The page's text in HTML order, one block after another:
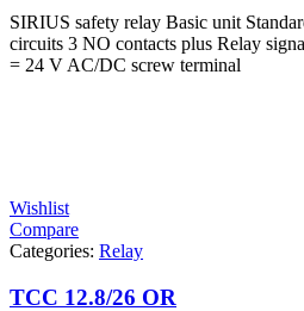
SIRIUS safety relay Basic unit
circuits 3 NO contacts plus Relay
= 24 V AC/DC screw terminal
Wishlist
Compare
Categories: Relay
TCC 12.8/26 OR